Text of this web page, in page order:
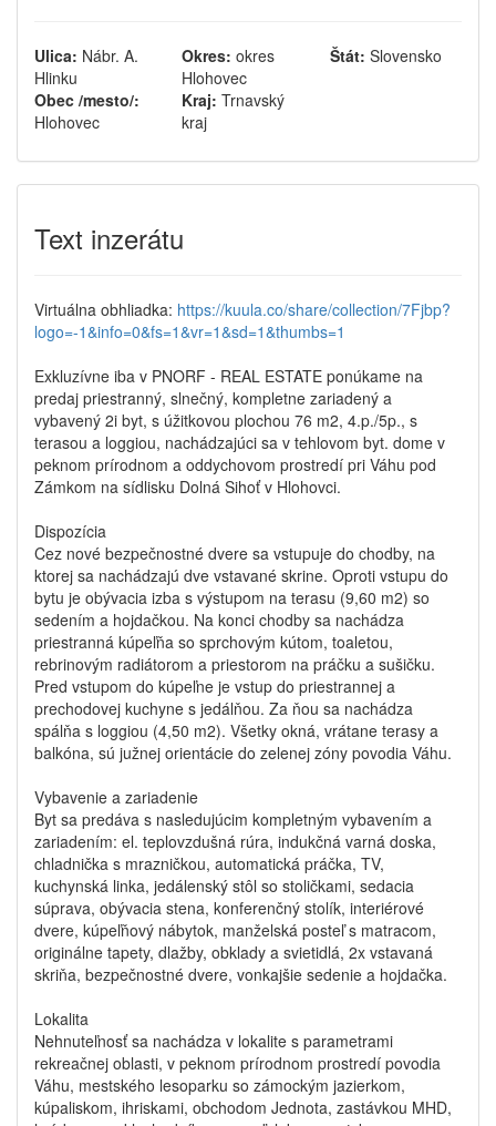
Ulica:
Hlinku
Obec /mesto/:
Hlohovec
Okres: okres
Hlohovec
Kraj: Trnavský
kraj
Štát: Slovensko
Text inzerátu
Virtuálna obhliadka: https://kuula.co/share/collection/7Fjbp?
logo=-1&info=0&fs=1&vr=1&sd=1&thumbs=1
Exkluzívne iba v PNORF - REAL ESTATE ponúkame na
predaj priestranný, slnečný, kompletne zariadený a
vybavený 2i byt, s úžitkovou plochou 76 m2, 4.p./5p., s
terasou a loggiou, nachádzajúci sa v tehlovom byt. dome v
peknom prírodnom a oddychovom prostredí pri Váhu pod
Zámkom na sídlisku Dolná Sihoť v Hlohovci.
Dispozícia
Cez nové bezpečnostné dvere sa vstupuje do chodby, na
ktorej sa nachádzajú dve vstavané skrine. Oproti vstupu do
bytu je obývacia izba s výstupom na terasu (9,60 m2) so
sedením a hojdačkou. Na konci chodby sa nachádza
priestranná kúpeľňa so sprchovým kútom, toaletou,
rebrinovým radiátorom a priestorom na práčku a sušičku.
Pred vstupom do kúpeľne je vstup do priestrannej a
prechodovej kuchyne s jedálňou. Za ňou sa nachádza
spálňa s loggiou (4,50 m2). Všetky okná, vrátane terasy a
balkóna, sú južnej orientácie do zelenej zóny povodia Váhu.
Vybavenie a zariadenie
Byt sa predáva s nasledujúcim kompletným vybavením a
zariadením: el. teplovzdušná rúra, indukčná varná doska,
chladnička s mrazničkou, automatická práčka, TV,
kuchynská linka, jedálenský stôl so stoličkami, sedacia
súprava, obývacia stena, konferenčný stolík, interiérové
dvere, kúpeľňový nábytok, manželská posteľ s matracom,
originálne tapety, dlažby, obklady a svietidlá, 2x vstavaná
skriňa, bezpečnostné dvere, vonkajšie sedenie a hojdačka.
Lokalita
Nehnuteľnosť sa nachádza v lokalite s parametrami
rekreačnej oblasti, v peknom prírodnom prostredí povodia
Váhu, mestského lesoparku so zámockým jazierkom,
kúpaliskom, ihriskami, obchodom Jednota, zastávkou MHD,